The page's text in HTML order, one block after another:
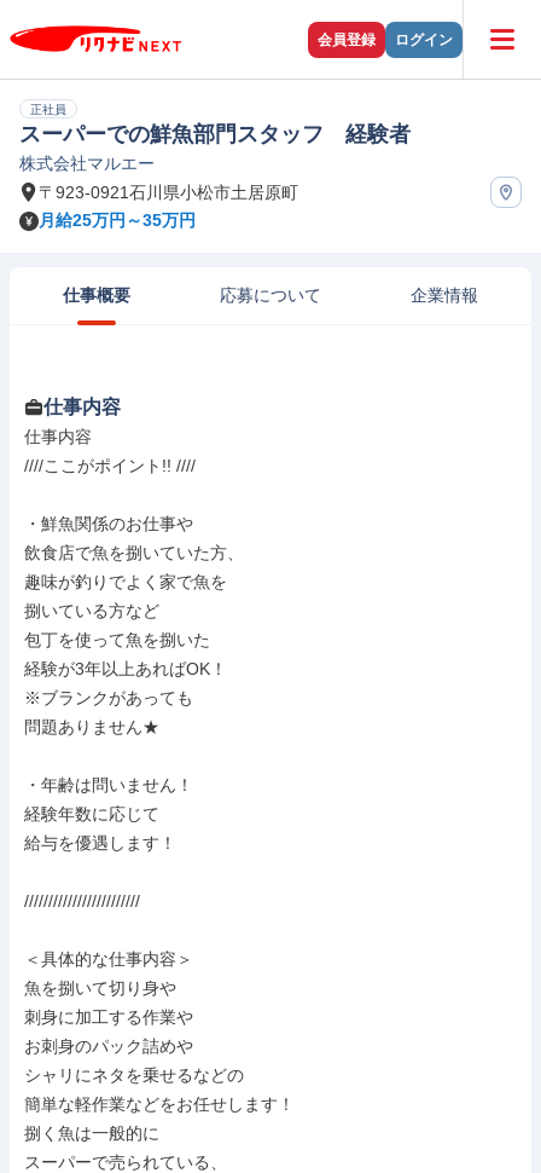
会員登録 ログイン
正社員
スーパーでの鮮魚部門スタッフ 経験者
株式会社マルエー
〒923-0921石川県小松市土居原町
月給25万円～35万円
仕事概要 応募について 企業情報
仕事内容
仕事内容
////ここがポイント!! ////
・鮮魚関係のお仕事や
飲食店で魚を捌いていた方、
趣味が釣りでよく家で魚を
捌いている方など
包丁を使って魚を捌いた
経験が3年以上あればOK！
※ブランクがあっても
問題ありません★
・年齢は問いません！
経験年数に応じて
給与を優遇します！
////////////////////////
＜具体的な仕事内容＞
魚を捌いて切り身や
刺身に加工する作業や
お刺身のパック詰めや
シャリにネタを乗せるなどの
簡単な軽作業などをお任せします！
捌く魚は一般的に
スーパーで売られている、